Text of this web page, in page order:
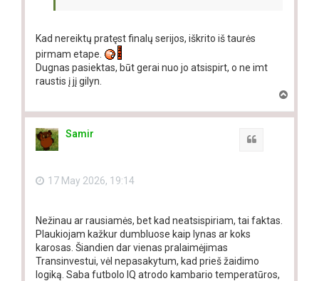
Kad nereiktų pratęst finalų serijos, iškrito iš taurės
pirmam etape.
Dugnas pasiektas, būt gerai nuo jo atsispirt, o ne imt
raustis į jį gilyn.
p
Samir
17 May 2026, 19:14
Nežinau ar rausiamės, bet kad neatsispiriam, tai faktas.
Plaukiojam kažkur dumbluose kaip lynas ar koks
karosas. Šiandien dar vienas pralaimėjimas
Transinvestui, vėl nepasakytum, kad prieš žaidimo
logiką. Saba futbolo IQ atrodo kambario temperatūros,